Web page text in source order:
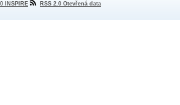
INSPIRE RSS 2.0 Otevřená data